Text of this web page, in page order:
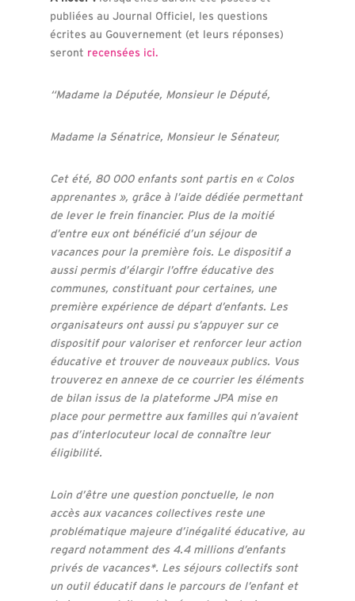
publiées au Journal Officiel, les questions
écrites au Gouvernement (et leurs réponses)
seront recensées ici.
“Madame la Députée, Monsieur le Député,
Madame la Sénatrice, Monsieur le Sénateur,
Cet été, 80 000 enfants sont partis en « Colos
apprenantes », grâce à l’aide dédiée permettant
de lever le frein financier. Plus de la moitié
d’entre eux ont bénéficié d’un séjour de
vacances pour la première fois. Le dispositif a
aussi permis d’élargir l’offre éducative des
communes, constituant pour certaines, une
première expérience de départ d’enfants. Les
organisateurs ont aussi pu s’appuyer sur ce
dispositif pour valoriser et renforcer leur action
éducative et trouver de nouveaux publics. Vous
trouverez en annexe de ce courrier les éléments
de bilan issus de la plateforme JPA mise en
place pour permettre aux familles qui n’avaient
pas d’interlocuteur local de connaître leur
éligibilité.
Loin d’être une question ponctuelle, le non
accès aux vacances collectives reste une
problématique majeure d’inégalité éducative, au
regard notamment des 4.4 millions d’enfants
privés de vacances*. Les séjours collectifs sont
un outil éducatif dans le parcours de l’enfant et